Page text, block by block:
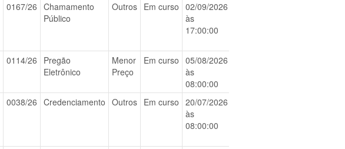
0167/26
Chamamento
Público
Outros Em curso
02/09/2026
às
17:00:00
0114/26
Pregão
Eletrônico
Menor
Preço
Em curso
05/08/2026
às
08:00:00
0038/26 Credenciamento Outros Em curso
20/07/2026
às
08:00:00